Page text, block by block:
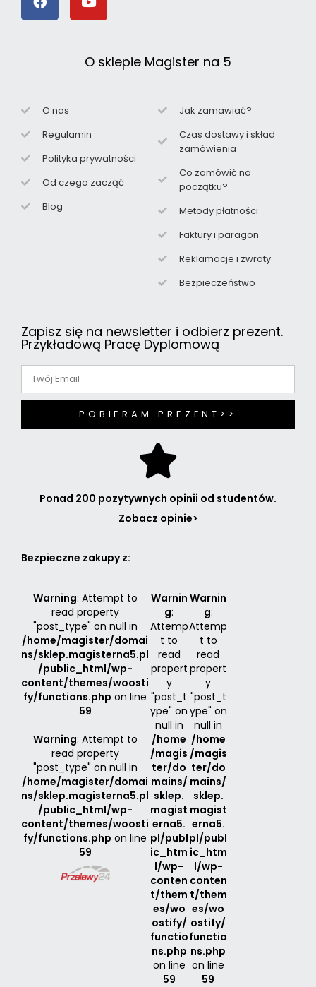
O sklepie Magister na 5
O nas
Regulamin
Polityka prywatności
Od czego zacząć
Blog
Jak zamawiać?
Czas dostawy i skład
zamówienia
Co zamówić na
początku?
Metody płatności
Faktury i paragon
Reklamacje i zwroty
Bezpieczeństwo
Zapisz się na newsletter i odbierz prezent.
Przykładową Pracę Dyplomową
POBIERAM PREZENT>>
Ponad 200 pozytywnych opinii od studentów.
Zobacz opinie>
Bezpieczne zakupy z:
Warning: Attempt to
read property
"post_type" on null in
/home/magister/domai
ns/sklep.magisterna5.pl
/public_html/wp-
content/themes/woosti
fy/functions.php on line
59
Warning: Attempt to
read property
"post_type" on null in
/home/magister/domai
ns/sklep.magisterna5.pl
/public_html/wp-
content/themes/woosti
fy/functions.php on line
59
Warnin
g:
Attemp
t to
read
propert
y
"post_t
ype" on
null in
/home
/magis
ter/do
mains/
sklep.
magist
erna5.
pl/publ
ic_htm
l/wp-
conten
t/them
es/wo
ostify/
functio
ns.php
on line
59
Warnin
g:
Attemp
t to
read
propert
y
"post_t
ype" on
null in
/home
/magis
ter/do
mains/
sklep.
magist
erna5.
pl/publ
ic_htm
l/wp-
conten
t/them
es/wo
ostify/
functio
ns.php
on line
59